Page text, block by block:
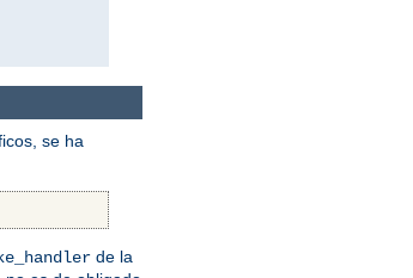
se ha
de la